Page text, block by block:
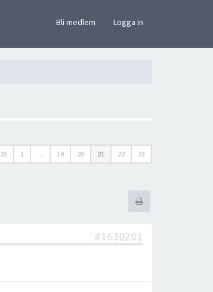
Bli medlem Logga in
23 1 … 19 20 21 22 23
#1630201